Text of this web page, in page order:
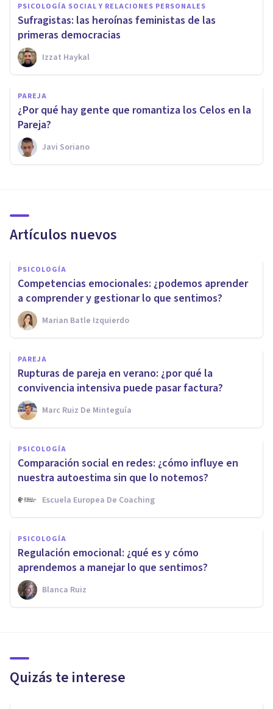
PSICOLOGÍA SOCIAL Y RELACIONES PERSONALES
Sufragistas: las heroínas feministas de las
primeras democracias
Izzat Haykal
PAREJA
¿Por qué hay gente que romantiza los Celos en la
Pareja?
Javi Soriano
Artículos nuevos
PSICOLOGÍA
Competencias emocionales: ¿podemos aprender
a comprender y gestionar lo que sentimos?
Marian Batle Izquierdo
PAREJA
Rupturas de pareja en verano: ¿por qué la
convivencia intensiva puede pasar factura?
Marc Ruiz De Minteguía
PSICOLOGÍA
Comparación social en redes: ¿cómo influye en
nuestra autoestima sin que lo notemos?
Escuela Europea De Coaching
PSICOLOGÍA
Regulación emocional: ¿qué es y cómo
aprendemos a manejar lo que sentimos?
Blanca Ruiz
Quizás te interese